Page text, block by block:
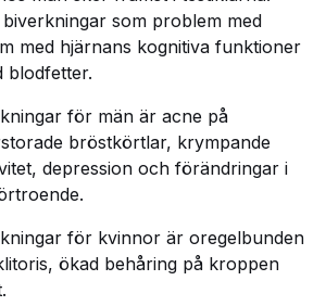
som problem med
med hjärnans kognitiva funktioner
blodfetter.
för män är acne på
bröstkörtlar, krympande
depression och förändringar i
för kvinnor är oregelbunden
ökad behåring på kroppen